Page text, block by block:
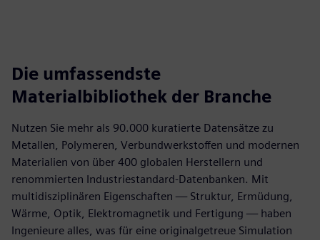
Die umfassendste
Materialbibliothek der Branche
Nutzen Sie mehr als 90.000 kuratierte Datensätze zu
Metallen, Polymeren, Verbundwerkstoffen und modernen
Materialien von über 400 globalen Herstellern und
renommierten Industriestandard-Datenbanken. Mit
multidisziplinären Eigenschaften — Struktur, Ermüdung,
Wärme, Optik, Elektromagnetik und Fertigung — haben
Ingenieure alles, was für eine originalgetreue Simulation